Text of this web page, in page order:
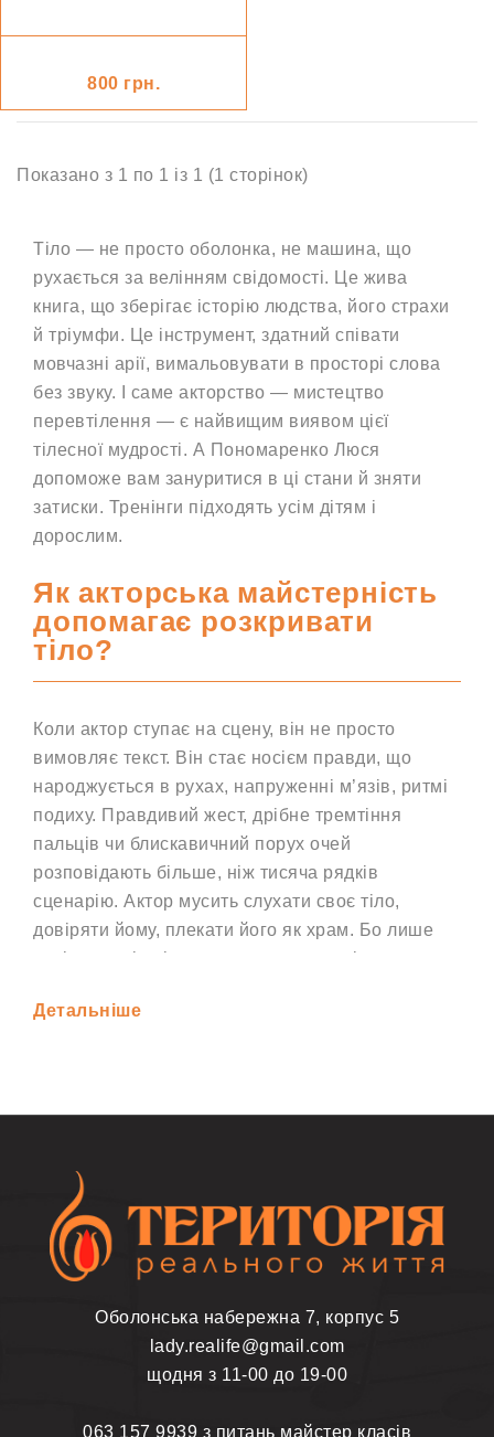
800 грн.
Показано з 1 по 1 із 1 (1 сторінок)
Тіло — не просто оболонка, не машина, що
рухається за велінням свідомості. Це жива
книга, що зберігає історію людства, його страхи
й тріумфи. Це інструмент, здатний співати
мовчазні арії, вимальовувати в просторі слова
без звуку. І саме акторство — мистецтво
перевтілення — є найвищим виявом цієї
тілесної мудрості. А Пономаренко Люся
допоможе вам зануритися в ці стани й зняти
затиски. Тренінги підходять усім дітям і
дорослим.
Як акторська майстерність
допомагає розкривати
тіло?
Коли актор ступає на сцену, він не просто
вимовляє текст. Він стає носієм правди, що
народжується в рухах, напруженні м’язів, ритмі
подиху. Правдивий жест, дрібне тремтіння
пальців чи блискавичний порух очей
розповідають більше, ніж тисяча рядків
сценарію. Актор мусить слухати своє тіло,
довіряти йому, плекати його як храм. Бо лише
тоді, коли він відчуває кожен нерв, він здатен
головне — для набуття впевненості. Діти й
долати страхи, позбавлятися тілесних і
психологічних затисків, а також вільно
висловлювати свої емоції.
Як працює майстерклас від Пономаренко
Розвиток впевненості. Акторські вправи
допомагають подолати сором’язливість і
розвиває навичку спонтанного реагування,
Детальніше
Оболонська набережна 7, корпус 5
lady.realife@gmail.com
щодня з 11-00 до 19-00
063 157 9939 з питань майстер класів